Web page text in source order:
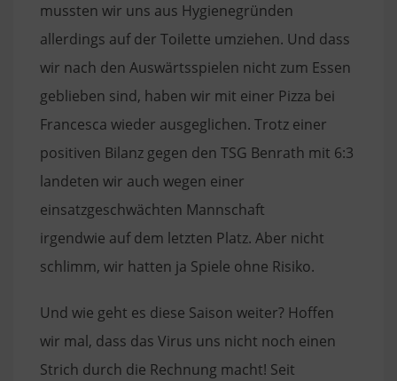
mussten wir uns aus Hygienegründen
allerdings auf der Toilette umziehen. Und dass
wir nach den Auswärtsspielen nicht zum Essen
geblieben sind, haben wir mit einer Pizza bei
Francesca wieder ausgeglichen. Trotz einer
positiven Bilanz gegen den TSG Benrath mit 6:3
landeten wir auch wegen einer
einsatzgeschwächten Mannschaft
irgendwie auf dem letzten Platz. Aber nicht
schlimm, wir hatten ja Spiele ohne Risiko.
Und wie geht es diese Saison weiter? Hoffen
wir mal, dass das Virus uns nicht noch einen
Strich durch die Rechnung macht! Seit